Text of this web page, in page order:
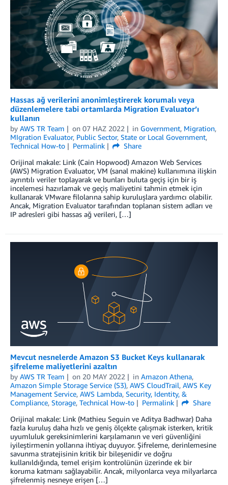
Hassas ağ verilerini anonimleştirerek korumalı veya
düzenlemelere tabi ortamlarda Migration Evaluator’ı
kullanın
by AWS TR Team on 07 HAZ 2022 in Government, Migration,
MIgration Evaluator, Public Sector, State or Local Government,
Technical How-to
Permalink
Share
Orijinal makale: Link (Cain Hopwood) Amazon Web Services
(AWS) Migration Evaluator, VM (sanal makine) kullanımına ilişkin
ayrıntılı veriler toplayarak ve bunları buluta geçiş için bir iş
incelemesi hazırlamak ve geçiş maliyetini tahmin etmek için
kullanarak VMware filolarına sahip kuruluşlara yardımcı olabilir.
Ancak, Migration Evaluator tarafından toplanan sistem adları ve
IP adresleri gibi hassas ağ verileri, […]
Mevcut nesnelerde Amazon S3 Bucket Keys kullanarak
şifreleme maliyetlerini azaltın
by AWS TR Team on 20 MAY 2022 in Amazon Athena,
Amazon Simple Storage Service (S3), AWS CloudTrail, AWS Key
Management Service, AWS Lambda, Security, Identity, &
Compliance, Storage, Technical How-to Permalink
Share
Orijinal makale: Link (Mathieu Seguin ve Aditya Badhwar) Daha
fazla kuruluş daha hızlı ve geniş ölçekte çalışmak isterken, kritik
uyumluluk gereksinimlerini karşılamanın ve veri güvenliğini
iyileştirmenin yollarına ihtiyaç duyuyor. Şifreleme, derinlemesine
savunma stratejisinin kritik bir bileşenidir ve doğru
kullanıldığında, temel erişim kontrolünün üzerinde ek bir
koruma katmanı sağlayabilir. Ancak, milyonlarca veya milyarlarca
şifrelenmiş nesneye erişen […]